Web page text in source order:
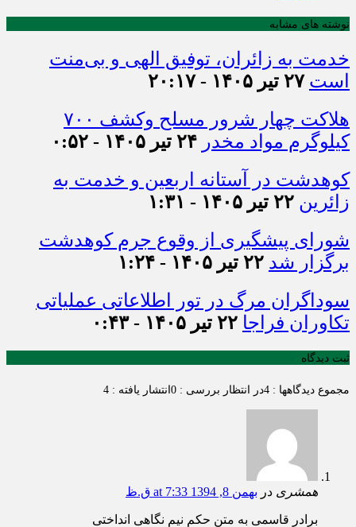
نوشته های مشابه
خدمت به زائران، توفیق الهی و بی‌منت
است ۲۷ تیر ۱۴۰۵ - ۲۰:۱۷
هلاکت چهار شرور مسلح وکشف ۷۰۰
کیلوگرم مواد مخدر ۲۴ تیر ۱۴۰۵ - ۰:۵۲
کوهدشت در آستانه اربعین و خدمت‌ به
زائرین ۲۲ تیر ۱۴۰۵ - ۱:۳۱
شورای پیشگیری از وقوع جرم کوهدشت
برگزار شد ۲۲ تیر ۱۴۰۵ - ۱:۲۴
سوداگران مرگ در تور اطلاعاتی عملیاتی
تکاوران فراجا ۲۲ تیر ۱۴۰۵ - ۰:۴۳
ثبت دیدگاه
مجموع دیدگاهها : 4 در انتظار بررسی : 0 انتشار یافته : 4
همشری در بهمن 8, 1394 at 7:33 ق.ظ
برادر قاسمی به متن حکم نیم نگاهی انداختی